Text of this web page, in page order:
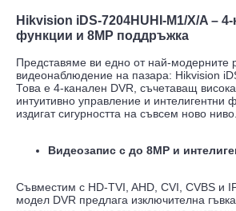
Hikvision iDS-7204HUHI-M1/X/A –
функции и 8MP поддръжка
Представяме ви едно от най-модерните
видеонаблюдение на пазара: Hikvision
Това е 4-канален DVR, съчетаващ
интуитивно управление и интелигентни
издигат сигурността на съвсем ново ниво.
Видеозапис с до 8MP и
Съвместим с HD-TVI, AHD, CVI, CVBS и
модел DVR предлага изключителна